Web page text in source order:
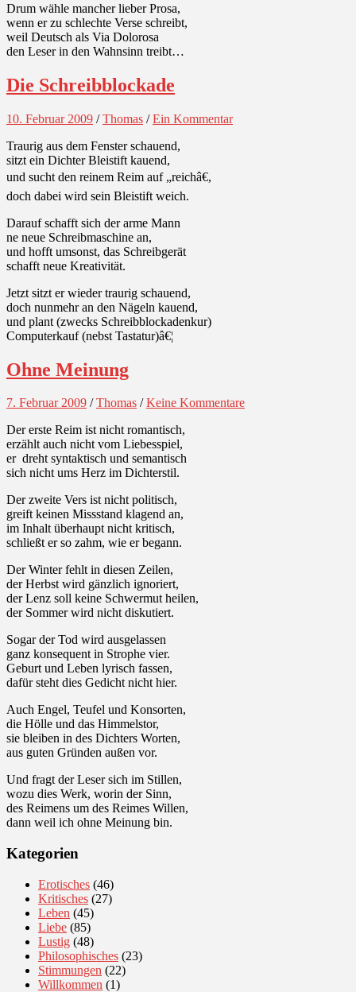
Drum wähle mancher lieber Prosa,
wenn er zu schlechte Verse schreibt,
weil Deutsch als Via Dolorosa
den Leser in den Wahnsinn treibt…
Die Schreibblockade
10. Februar 2009 /Thomas /Ein Kommentar
Traurig aus dem Fenster schauend,
sitzt ein Dichter Bleistift kauend,
und sucht den reinem Reim auf „reichâ€,
doch dabei wird sein Bleistift weich.
Darauf schafft sich der arme Mann
ne neue Schreibmaschine an,
und hofft umsonst, das Schreibgerät
schafft neue Kreativität.
Jetzt sitzt er wieder traurig schauend,
doch nunmehr an den Nägeln kauend,
und plant (zwecks Schreibblockadenkur)
Computerkauf (nebst Tastatur)â€¦
Ohne Meinung
7. Februar 2009 /Thomas /Keine Kommentare
Der erste Reim ist nicht romantisch,
erzählt auch nicht vom Liebesspiel,
er dreht syntaktisch und semantisch
sich nicht ums Herz im Dichterstil.
Der zweite Vers ist nicht politisch,
greift keinen Missstand klagend an,
im Inhalt überhaupt nicht kritisch,
schließt er so zahm, wie er begann.
Der Winter fehlt in diesen Zeilen,
der Herbst wird gänzlich ignoriert,
der Lenz soll keine Schwermut heilen,
der Sommer wird nicht diskutiert.
Sogar der Tod wird ausgelassen
ganz konsequent in Strophe vier.
Geburt und Leben lyrisch fassen,
dafür steht dies Gedicht nicht hier.
Auch Engel, Teufel und Konsorten,
die Hölle und das Himmelstor,
sie bleiben in des Dichters Worten,
aus guten Gründen außen vor.
Und fragt der Leser sich im Stillen,
wozu dies Werk, worin der Sinn,
des Reimens um des Reimes Willen,
dann weil ich ohne Meinung bin.
Kategorien
Erotisches (46)
Kritisches (27)
Leben (45)
Liebe (85)
Lustig (48)
Philosophisches (23)
Stimmungen (22)
Willkommen (1)